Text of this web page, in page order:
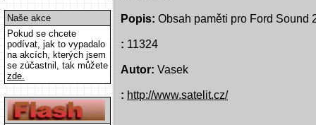
Naše akce
Pokud se chcete
podívat, jak to vypadalo
na akcích, kterých jsem
se zúčastnil, tak můžete
zde.
Popis: Obsah paměti pro Ford Sound
: 11324
Autor: Vasek
: http://www.satelit.cz/